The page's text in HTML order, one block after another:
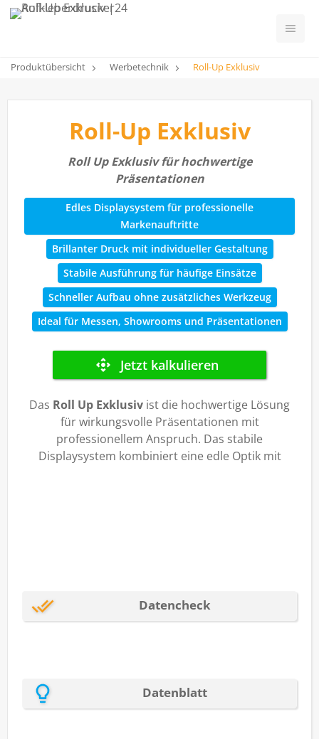
Produktübersicht Werbetechnik Roll-Up Exklusiv
Roll-Up Exklusiv
Roll Up Exklusiv für hochwertige
Präsentationen
Edles Displaysystem für professionelle
Markenauftritte
Brillanter Druck mit individueller Gestaltung
Stabile Ausführung für häufige Einsätze
Schneller Aufbau ohne zusätzliches Werkzeug
Ideal für Messen, Showrooms und Präsentationen
Das Roll Up Exklusiv ist die hochwertige Lösung
für wirkungsvolle Präsentationen mit
professionellem Anspruch. Das stabile
Displaysystem kombiniert eine edle Optik mit